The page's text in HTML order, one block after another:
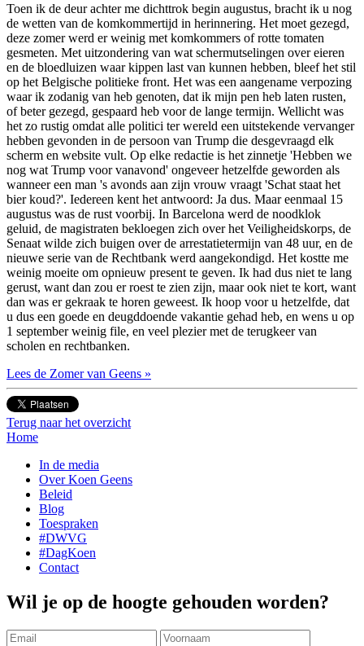
Toen ik de deur achter me dichttrok begin augustus, bracht ik u nog
de wetten van de komkommertijd in herinnering. Het moet gezegd,
deze zomer werd er weinig met komkommers of rotte tomaten
gesmeten. Met uitzondering van wat schermutselingen over eieren
en de bloedluizen waar kippen last van kunnen hebben, bleef het stil
op het Belgische politieke front. Het was een aangename verpozing
waar ik zodanig van heb genoten, dat ik mijn pen heb laten rusten,
of beter gezegd, gespaard heb voor de lange termijn. Wellicht was
het zo rustig omdat alle politici ter wereld een uitstekende vervanger
hebben gevonden in de persoon van Trump die desgevraagd elk
scherm en website vult. Op elke redactie is het zinnetje 'Hebben we
nog wat Trump voor vanavond' ongeveer hetzelfde geworden als
wanneer een man 's avonds aan zijn vrouw vraagt 'Schat staat het
bier koud?'. Iedereen kent het antwoord: Ja dus. Maar eenmaal 15
augustus was de rust voorbij. In Barcelona werd de noodklok
geluid, de magistraten bekloegen zich over het Veiligheidskorps, de
Senaat wilde zich buigen over de arrestatietermijn van 48 uur, en de
nieuwe serie van de Rechtbank werd aangekondigd. Het kostte me
weinig moeite om opnieuw present te geven. Ik had dus niet te lang
gerust, want dan zou er roest te zien zijn, maar ook niet te kort, want
dan was er gekraak te horen geweest. Ik hoop voor u hetzelfde, dat
u dus een goede en deugddoende vakantie gehad heb, en wens u op
1 september weinig file, en veel plezier met de terugkeer van
scholen en rechtbanken.
Lees de Zomer van Geens »
Terug naar het overzicht
Home
In de media
Over Koen Geens
Beleid
Blog
Toespraken
#DWVG
#DagKoen
Contact
Wil je op de hoogte gehouden worden?